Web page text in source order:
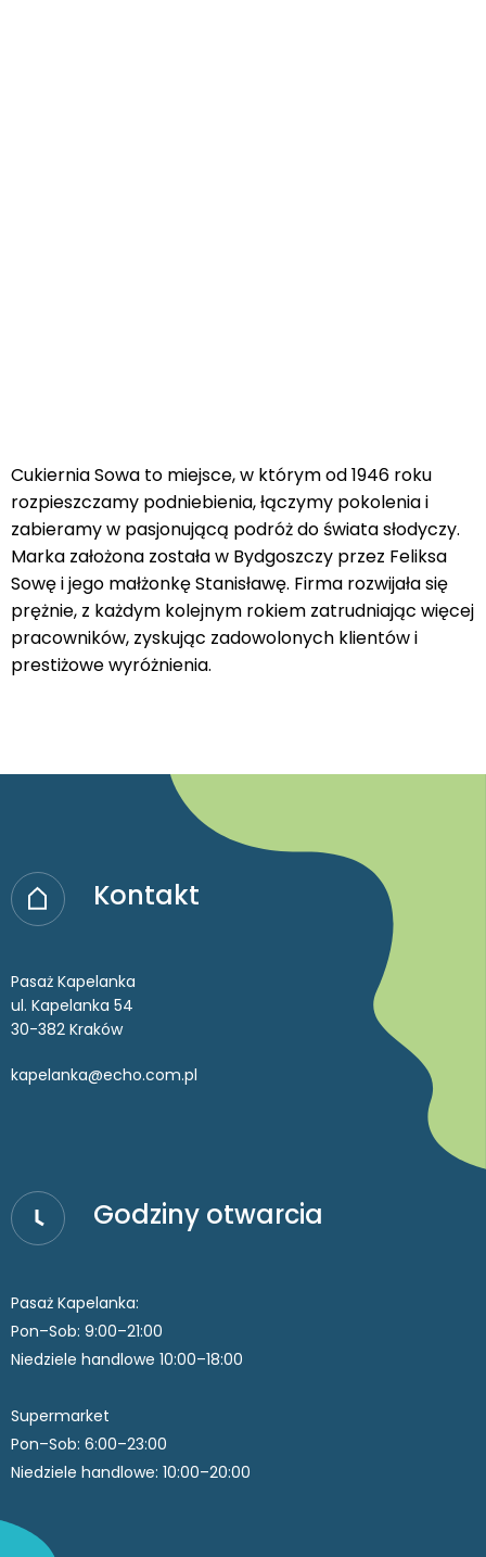
Cukiernia Sowa to miejsce, w którym od 1946 roku
rozpieszczamy podniebienia, łączymy pokolenia i
zabieramy w pasjonującą podróż do świata słodyczy.
Marka założona została w Bydgoszczy przez Feliksa
Sowę i jego małżonkę Stanisławę. Firma rozwijała się
prężnie, z każdym kolejnym rokiem zatrudniając więcej
pracowników, zyskując zadowolonych klientów i
prestiżowe wyróżnienia.
Kontakt
Pasaż Kapelanka
ul. Kapelanka 54
30-382 Kraków
kapelanka@echo.com.pl
Godziny otwarcia
Pasaż Kapelanka:
Pon–Sob: 9:00–21:00
Niedziele handlowe 10:00–18:00
Supermarket
Pon–Sob: 6:00–23:00
Niedziele handlowe: 10:00–20:00